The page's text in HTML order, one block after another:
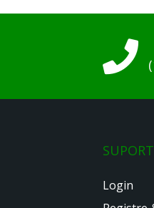
Login